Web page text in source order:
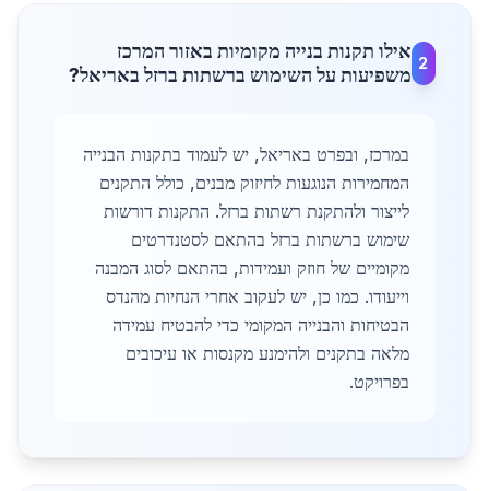
2
אילו תקנות בנייה מקומיות באזור המרכז
משפיעות על השימוש ברשתות ברזל באריאל?
במרכז, ובפרט באריאל, יש לעמוד בתקנות הבנייה
המחמירות הנוגעות לחיזוק מבנים, כולל התקנים
לייצור ולהתקנת רשתות ברזל. התקנות דורשות
שימוש ברשתות ברזל בהתאם לסטנדרטים
מקומיים של חוזק ועמידות, בהתאם לסוג המבנה
וייעודו. כמו כן, יש לעקוב אחרי הנחיות מהנדס
הבטיחות והבנייה המקומי כדי להבטיח עמידה
מלאה בתקנים ולהימנע מקנסות או עיכובים
בפרויקט.